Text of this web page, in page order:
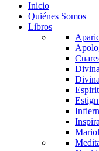
Inicio
Quiénes Somos
Libros